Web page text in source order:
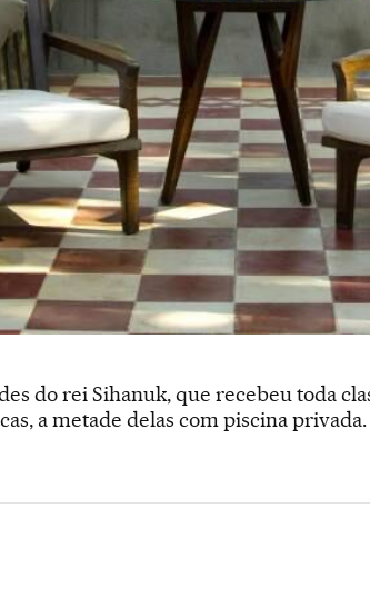
do rei Sihanuk, que recebeu toda
a metade delas com piscina